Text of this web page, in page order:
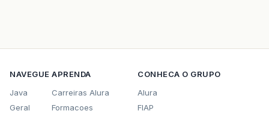
NAVEGUE
Java
Geral
APRENDA
Carreiras Alura
Formacoes
CONHECA O GRUPO
Alura
FIAP